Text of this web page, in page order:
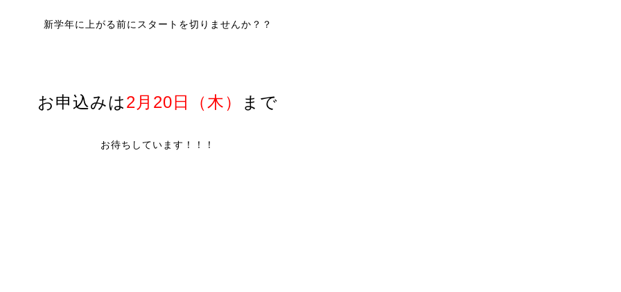
新学年に上がる前にスタートを切りませんか？？
お申込みは2月20日（木） まで
お待ちしています！！！